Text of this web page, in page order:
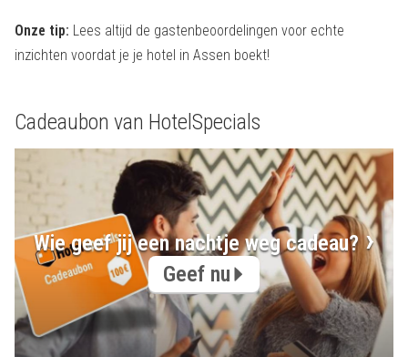
Onze tip: Lees altijd de gastenbeoordelingen voor echte
inzichten voordat je je hotel in Assen boekt!
Cadeaubon van HotelSpecials
Wie geef jij een nachtje weg cadeau?
Geef nu